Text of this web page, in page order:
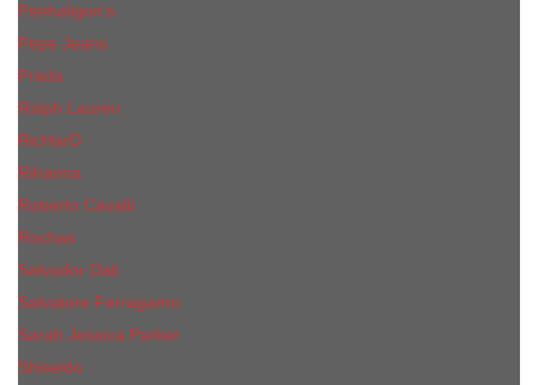
Penhaligon's
Pepe Jeans
Prada
Ralph Lauren
RicHarD
Rihanna
Roberto Cavalli
Rochas
Salvador Dali
Salvatore Ferragamo
Sarah Jessica Parker
Shiseido